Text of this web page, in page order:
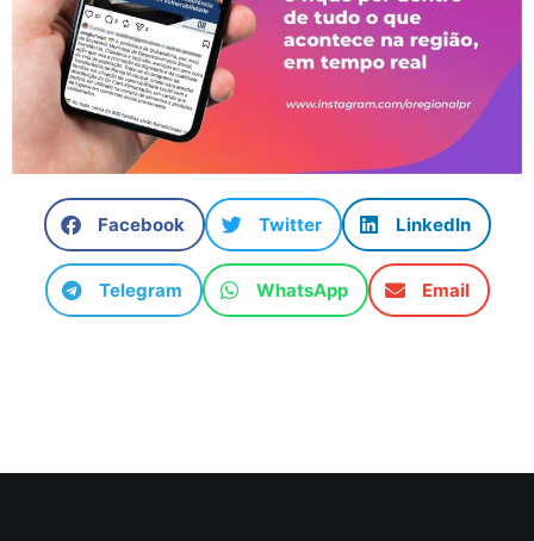
Facebook Twitter LinkedIn
Telegram WhatsApp Email